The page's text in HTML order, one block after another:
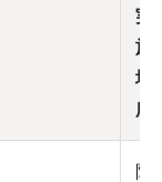
実
施
場
所
阪